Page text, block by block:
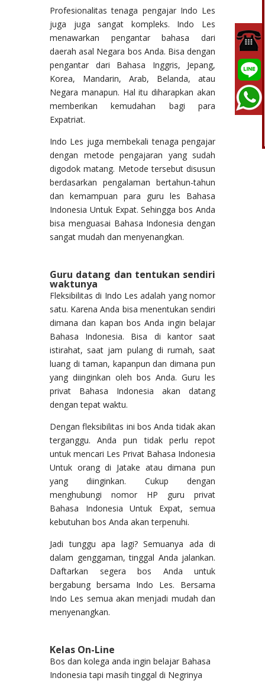
Profesionalitas tenaga pengajar Indo Les
juga juga sangat kompleks. Indo Les
menawarkan pengantar bahasa dari
daerah asal Negara bos Anda. Bisa dengan
pengantar dari Bahasa Inggris, Jepang,
Korea, Mandarin, Arab, Belanda, atau
Negara manapun. Hal itu diharapkan akan
memberikan kemudahan bagi para
Expatriat.
Indo Les juga membekali tenaga pengajar
dengan metode pengajaran yang sudah
digodok matang. Metode tersebut disusun
berdasarkan pengalaman bertahun-tahun
dan kemampuan para guru les Bahasa
Indonesia Untuk Expat. Sehingga bos Anda
bisa menguasai Bahasa Indonesia dengan
sangat mudah dan menyenangkan.
Guru datang dan tentukan sendiri
waktunya
Fleksibilitas di Indo Les adalah yang nomor
satu. Karena Anda bisa menentukan sendiri
dimana dan kapan bos Anda ingin belajar
Bahasa Indonesia. Bisa di kantor saat
istirahat, saat jam pulang di rumah, saat
luang di taman, kapanpun dan dimana pun
yang diinginkan oleh bos Anda. Guru les
privat Bahasa Indonesia akan datang
dengan tepat waktu.
Dengan fleksibilitas ini bos Anda tidak akan
terganggu. Anda pun tidak perlu repot
untuk mencari Les Privat Bahasa Indonesia
Untuk orang di Jatake atau dimana pun
yang diinginkan. Cukup dengan
menghubungi nomor HP guru privat
Bahasa Indonesia Untuk Expat, semua
kebutuhan bos Anda akan terpenuhi.
Jadi tunggu apa lagi? Semuanya ada di
dalam genggaman, tinggal Anda jalankan.
Daftarkan segera bos Anda untuk
bergabung bersama Indo Les. Bersama
Indo Les semua akan menjadi mudah dan
menyenangkan.
Kelas On-Line
Bos dan kolega anda ingin belajar Bahasa
Indonesia tapi masih tinggal di Negrinya